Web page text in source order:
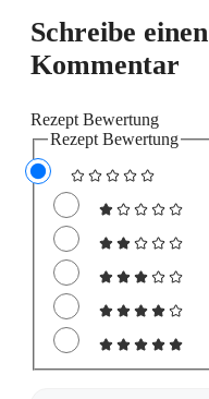
Schreibe einen
Kommentar
Rezept Bewertung
Rezept Bewertung